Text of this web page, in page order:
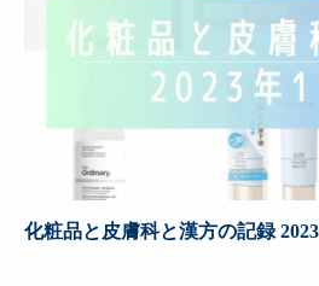
化粧品と皮膚科と漢方の記録 2023